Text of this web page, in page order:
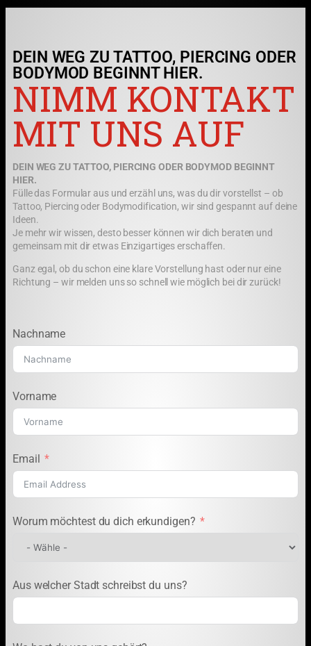
DEIN WEG ZU TATTOO, PIERCING ODER
BODYMOD BEGINNT HIER.
NIMM KONTAKT
MIT UNS AUF
DEIN WEG ZU TATTOO, PIERCING ODER BODYMOD BEGINNT
HIER.
Fülle das Formular aus und erzähl uns, was du dir vorstellst – ob
Tattoo, Piercing oder Bodymodification, wir sind gespannt auf deine
Ideen.
Je mehr wir wissen, desto besser können wir dich beraten und
gemeinsam mit dir etwas Einzigartiges erschaffen.
Ganz egal, ob du schon eine klare Vorstellung hast oder nur eine
Richtung – wir melden uns so schnell wie möglich bei dir zurück!
Nachname
Vorname
Email
Worum möchtest du dich erkundigen?
Aus welcher Stadt schreibst du uns?